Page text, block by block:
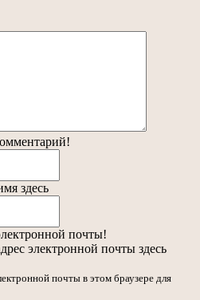
здесь
почты!
электронной почты здесь
почты в этом браузере для